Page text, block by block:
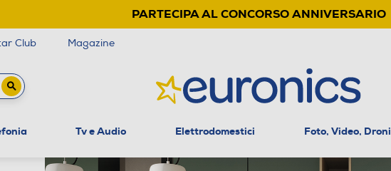
PARTECIPA AL CONCORSO ANNIVERSARIO
Club Magazine
Tv e Audio Elettrodomestici Foto, Video, Droni